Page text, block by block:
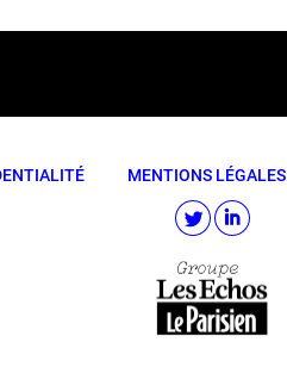
MENTIONS LÉGALES